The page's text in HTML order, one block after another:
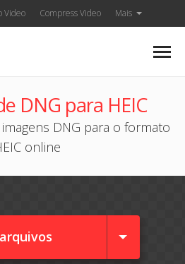
Video Compress Video Mais
DNG para HEIC
DNG para o formato
online